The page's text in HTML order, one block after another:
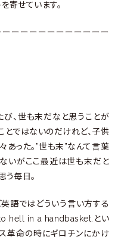
寄せています。
ーーーーーーーーーーー
、世も末だなと思うことが
とではないのだけれど、子供
あった。”世も末”なんて言葉
いがここ最近は世も末だと
う毎日。
語ではどういう言い方する
hell in a handbasket.とい
革命の時にギロチンにかけ